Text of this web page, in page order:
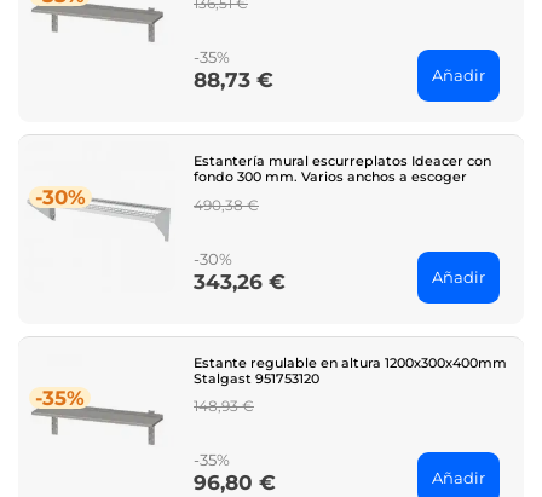
-35%
Price
88,73 € Añadir
-30%
Estantería mural escurreplatos Ideacer con
fondo 300 mm. Varios anchos a escoger
Regular
490,38 €
-30%
Price
343,26 € Añadir
-35%
Estante regulable en altura 1200x300x400mm
Stalgast 951753120
Regular
148,93 €
-35%
Price
96,80 € Añadir